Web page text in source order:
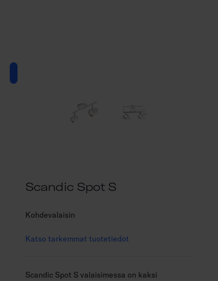
Scandic Spot S
Kohdevalaisin
Katso tarkemmat tuotetiedot
Scandic Spot S valaisimessa on kaksi